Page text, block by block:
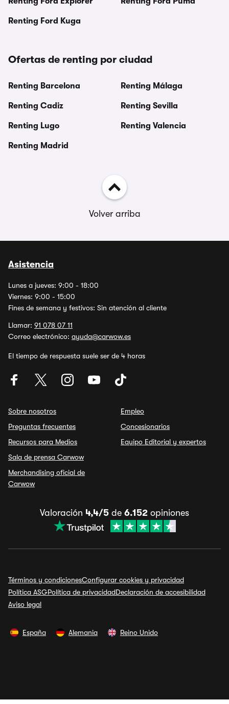
Renting Ford Kuga
Ofertas de renting por ciudad
Renting Barcelona
Renting Cadiz
Renting Lugo
Renting Madrid
Renting Málaga
Renting Sevilla
Renting Valencia
Volver arriba
Asistencia
Lunes a jueves: 9:00 - 18:00
Viernes: 9:00 - 15:00
Fines de semana y festivos: Sin atención al cliente
Llamar: 91 078 07 11
Correo electrónico: ayuda@carwow.es
El tiempo de respuesta suele ser de 4 horas
Sobre nosotros
Preguntas frecuentes
Recursos para Medios
Sala de prensa Carwow
Merchandising oficial de
Carwow
Empleo
Concesionarios
Equipo Editorial y expertos
Valoración 4,4/5 de 6.152 opiniones
Términos y condicionesConfigurar cookies y privacidad
Política ASGPolítica de privacidadDeclaración de accesibilidad
Aviso legal
España Alemania Reino Unido